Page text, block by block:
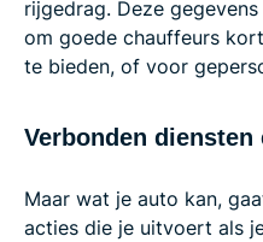
rijgedrag. Deze
om goede chauffeurs
te bieden, of voor
Verbonden diensten
Maar wat je auto kan,
acties die je uitvoert als